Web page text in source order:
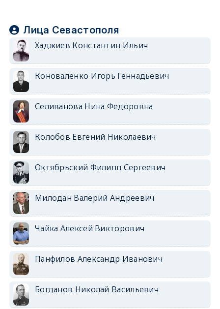
Лица Севастополя
Хаджиев Константин Ильич
Коноваленко Игорь Геннадьевич
Селиванова Нина Федоровна
Колобов Евгений Николаевич
Октябрьский Филипп Сергеевич
Милодан Валерий Андреевич
Чайка Алексей Викторович
Панфилов Александр Иванович
Богданов Николай Васильевич